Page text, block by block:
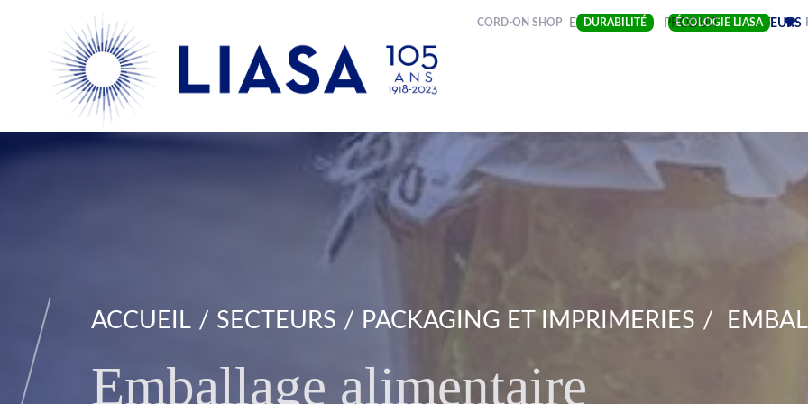
CORD-ON SHOP DURABILITÉ ÉCOLOGIE LIASA
ENTREPRISE(CURRENT)
PRODUIT SECTEURS
ACCUEIL SECTEURS PACKAGING ET IMPRIMERIES
Emballage alimentaire